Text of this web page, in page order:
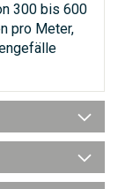
300 bis 600
pro Meter,